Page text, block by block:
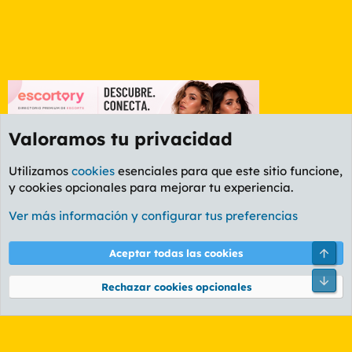
Foro General
Cookies
PL OLDSTYLE AMARILLO
Términos y reglas Política de privacidad Ayuda
Community platform by XenForo® © 2010-2026 XenForo Ltd.
Valoramos tu privacidad
Utilizamos cookies esenciales para que este sitio funcione,
y cookies opcionales para mejorar tu experiencia.
Ver más información y configurar tus preferencias
Aceptar todas las cookies
Rechazar cookies opcionales
Pie